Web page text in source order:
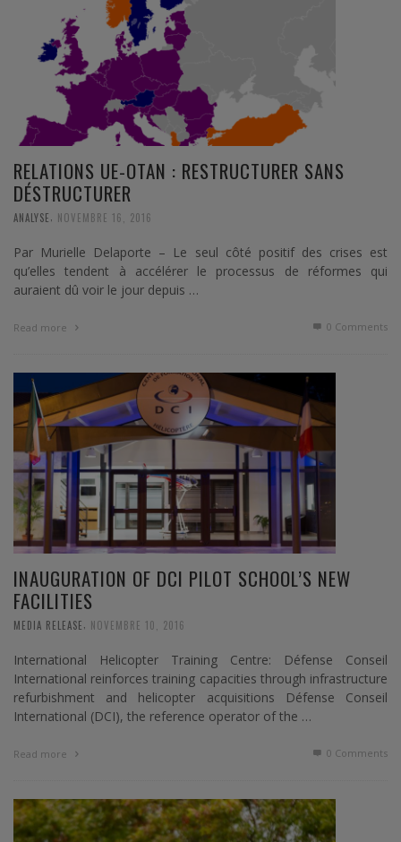
RELATIONS UE-OTAN : RESTRUCTURER SANS
DÉSTRUCTURER
ANALYSE NOVEMBRE 16, 2016
Par Murielle Delaporte – Le seul côté positif des crises est
qu’elles tendent à accélérer le processus de réformes qui
auraient dû voir le jour depuis …
Read more 0 Comments
INAUGURATION OF DCI PILOT SCHOOL’S NEW
FACILITIES
MEDIA RELEASE NOVEMBRE 10, 2016
International Helicopter Training Centre: Défense Conseil
International reinforces training capacities through infrastructure
refurbishment and helicopter acquisitions Défense Conseil
International (DCI), the reference operator of the …
Read more 0 Comments